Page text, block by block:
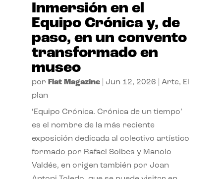
Inmersión en el
Equipo Crónica y, de
paso, en un convento
transformado en
museo
por Flat Magazine| Jun 12, 2026 Arte, El
plan
‘Equipo Crónica. Crónica de un tiempo’
es el nombre de la más reciente
exposición dedicada al colectivo artístico
formado por Rafael Solbes y Manolo
Valdés, en origen también por Joan